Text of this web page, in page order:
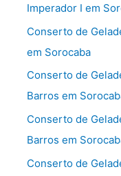
Imperador I em
Conserto de
em Sorocaba
Conserto de
Barros em
Conserto de
Barros em
Conserto de